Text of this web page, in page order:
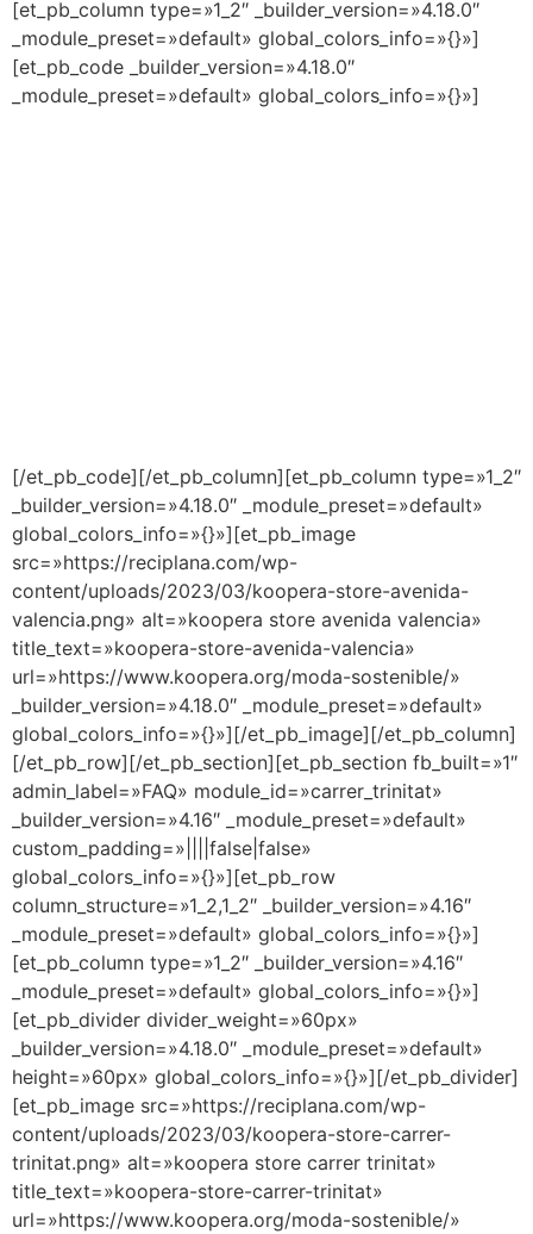
[et_pb_column type=»1_2″ _builder_version=»4.18.0″
_module_preset=»default» global_colors_info=»{}»]
[et_pb_code _builder_version=»4.18.0″
_module_preset=»default» global_colors_info=»{}»]
[/et_pb_code][/et_pb_column][et_pb_column type=»1_2″
_builder_version=»4.18.0″ _module_preset=»default»
global_colors_info=»{}»][et_pb_image
src=»https://reciplana.com/wp-
content/uploads/2023/03/koopera-store-avenida-
valencia.png» alt=»koopera store avenida valencia»
title_text=»koopera-store-avenida-valencia»
url=»https://www.koopera.org/moda-sostenible/»
_builder_version=»4.18.0″ _module_preset=»default»
global_colors_info=»{}»][/et_pb_image][/et_pb_column]
[/et_pb_row][/et_pb_section][et_pb_section fb_built=»1″
admin_label=»FAQ» module_id=»carrer_trinitat»
_builder_version=»4.16″ _module_preset=»default»
custom_padding=»||||false|false»
global_colors_info=»{}»][et_pb_row
column_structure=»1_2,1_2″ _builder_version=»4.16″
_module_preset=»default» global_colors_info=»{}»]
[et_pb_column type=»1_2″ _builder_version=»4.16″
_module_preset=»default» global_colors_info=»{}»]
[et_pb_divider divider_weight=»60px»
_builder_version=»4.18.0″ _module_preset=»default»
height=»60px» global_colors_info=»{}»][/et_pb_divider]
[et_pb_image src=»https://reciplana.com/wp-
content/uploads/2023/03/koopera-store-carrer-
trinitat.png» alt=»koopera store carrer trinitat»
title_text=»koopera-store-carrer-trinitat»
url=»https://www.koopera.org/moda-sostenible/»